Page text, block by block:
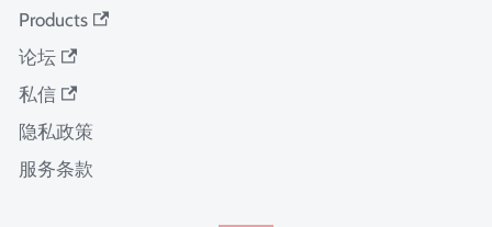
Products
论坛
私信
隐私政策
服务条款